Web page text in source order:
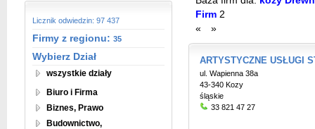
Licznik odwiedzin: 97 437
Firmy z regionu: 35
Wybierz Dział
wszystkie działy
Biuro i Firma
Biznes, Prawo
Budownictwo,
Firm 2
«
»
ARTYSTYCZNE USŁUGI
ul. Wapienna 38a
43-340 Kozy
śląskie
33 821 47 27